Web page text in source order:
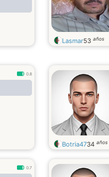
Lasmar53 años
0.8
Botria4734 años
0.7